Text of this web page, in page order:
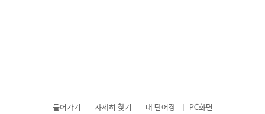
들어가기 자세히 찾기 내 단어장 PC화면